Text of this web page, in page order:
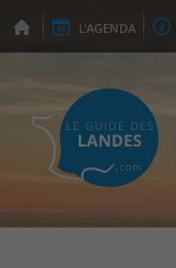
L'AGENDA